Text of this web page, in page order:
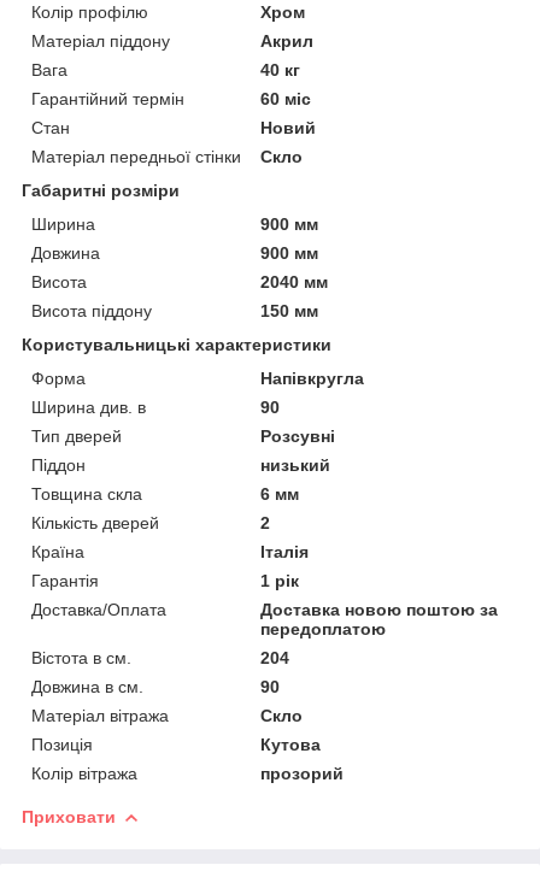
Колір профілю
Хром
Матеріал піддону
Акрил
Вага
40 кг
Гарантійний термін
60 міс
Стан
Новий
Матеріал передньої стінки
Скло
Габаритні розміри
Ширина
900 мм
Довжина
900 мм
Висота
2040 мм
Висота піддону
150 мм
Користувальницькі характеристики
Форма
Напівкругла
Ширина див. в
90
Тип дверей
Розсувні
Піддон
низький
Товщина скла
6 мм
Кількість дверей
2
Країна
Італія
Гарантія
1 рік
Доставка/Оплата
Доставка новою поштою за
передоплатою
Вістота в см.
204
Довжина в см.
90
Матеріал вітража
Скло
Позиція
Кутова
Колір вітража
прозорий
Приховати